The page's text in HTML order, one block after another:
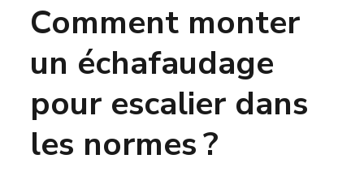
Comment monter
un échafaudage
pour escalier dans
les normes ?